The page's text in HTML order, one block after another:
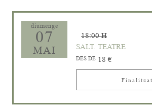
diumenge
07
MAI
18:00 H
SALT. TEATRE
DES DE 18 €
Finalitzat